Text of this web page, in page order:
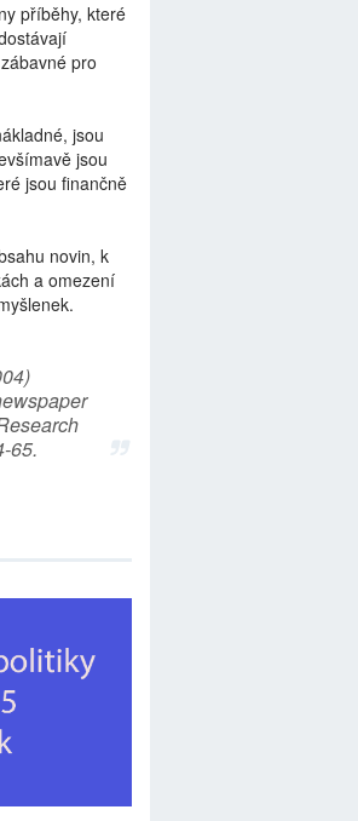
příběhy, které
pro
jsou
jsou
jsou finančně
novin, k
a omezení
65.